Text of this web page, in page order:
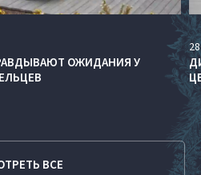
ОЖИДАНИЯ У
28
ВСЕ